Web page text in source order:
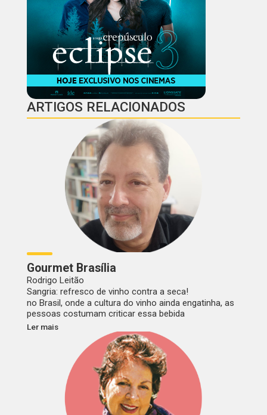
ARTIGOS RELACIONADOS
Gourmet Brasília
Rodrigo Leitão
Sangria: refresco de vinho contra a seca!
no Brasil, onde a cultura do vinho ainda engatinha, as
pessoas costumam criticar essa bebida
Ler mais